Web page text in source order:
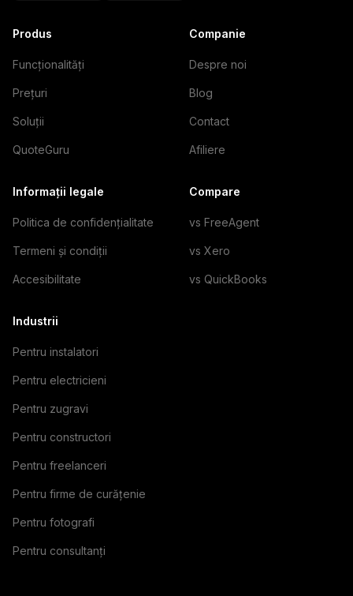
Produs
Funcționalități
Prețuri
Soluții
QuoteGuru
Companie
Despre noi
Blog
Contact
Afiliere
Informații legale
Politica de confidențialitate
Termeni și condiții
Accesibilitate
Compare
vs FreeAgent
vs Xero
vs QuickBooks
Industrii
Pentru instalatori
Pentru electricieni
Pentru zugravi
Pentru constructori
Pentru freelanceri
Pentru firme de curățenie
Pentru fotografi
Pentru consultanți